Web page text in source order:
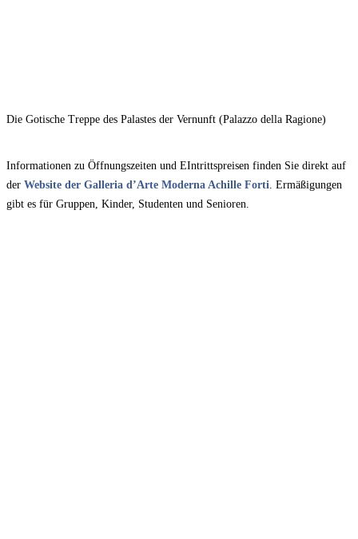
Die Gotische Treppe des Palastes der Vernunft (Palazzo della Ragione)
Informationen zu Öffnungszeiten und EIntrittspreisen finden Sie direkt auf
der Website der Galleria d’Arte Moderna Achille Forti . Ermäßigungen
gibt es für Gruppen, Kinder, Studenten und Senioren.